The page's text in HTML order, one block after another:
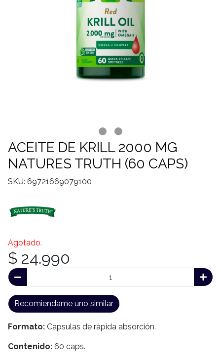
ACEITE DE KRILL 2000 MG
NATURES TRUTH (60 CAPS)
SKU: 69721669079100
Agotado.
$ 24.990
Recomiendame uno similar
Formato: Capsulas de rápida absorción.
Contenido: 60 caps.